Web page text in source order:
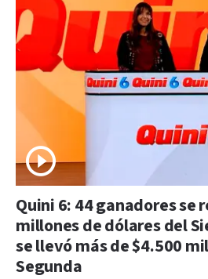
Quini 6: 44 ganadores se
millones de dólares del
se llevó más de $4.500
Segunda